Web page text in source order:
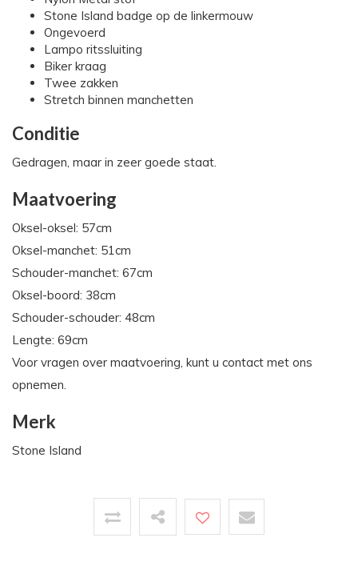
Stone Island badge op de linkermouw
Ongevoerd
Lampo ritssluiting
Biker kraag
Twee zakken
Stretch binnen manchetten
Conditie
Gedragen, maar in zeer goede staat.
Maatvoering
Oksel-oksel: 57cm
Oksel-manchet: 51cm
Schouder-manchet: 67cm
Oksel-boord: 38cm
Schouder-schouder: 48cm
Lengte: 69cm
Voor vragen over maatvoering, kunt u contact met ons
opnemen.
Merk
Stone Island